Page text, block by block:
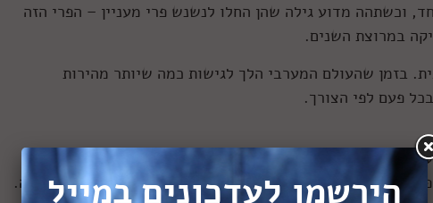
וכשתהה מדוע גילה שהן החלו לנשנש פרי מעניין – הפרי הזה
במרוצת השנים.
בזמן שהעולם המערבי הלך לגישות כמה שיותר מהירות
פעם לפי הצורך.
של פרי נשיר, תחשבו על גרעין של דובדבן. זהו זרע עתיר
טריים, לא תוכלו לדמיין בכלל את הקשר ביניהם למשקה הכהה.
הירשמו לעדכונים במייל